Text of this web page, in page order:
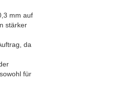
mm auf
stärker
da
für